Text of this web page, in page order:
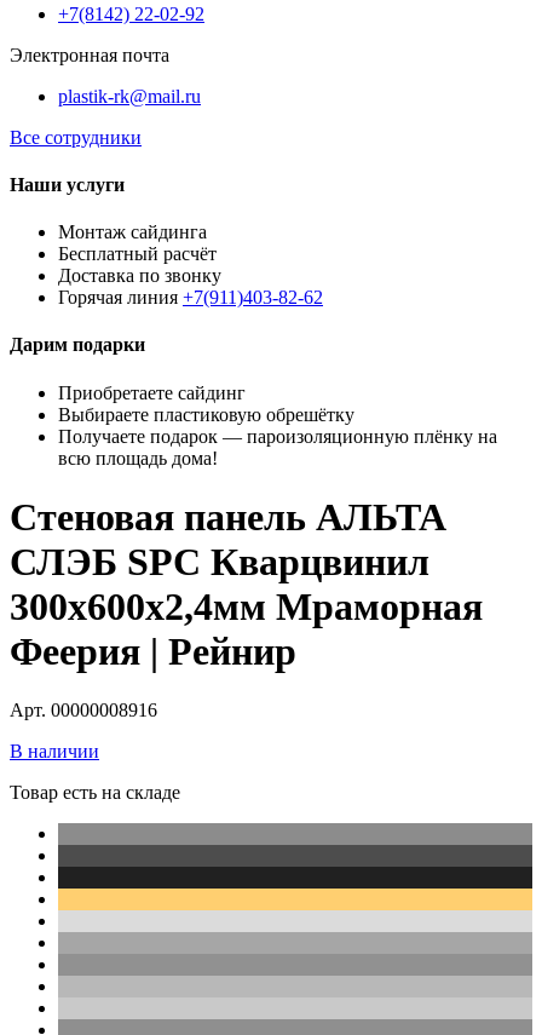
+7(8142) 22-02-92
Электронная почта
plastik-rk@mail.ru
Все сотрудники
Наши услуги
Монтаж сайдинга
Бесплатный расчёт
Доставка по звонку
Горячая линия +7(911)403-82-62
Дарим подарки
Приобретаете сайдинг
Выбираете пластиковую обрешётку
Получаете подарок — пароизоляционную плёнку на
всю площадь дома!
Стеновая панель АЛЬТА
СЛЭБ SPC Кварцвинил
300х600х2,4мм Мраморная
Феерия | Рейнир
Арт. 00000008916
В наличии
Товар есть на складе